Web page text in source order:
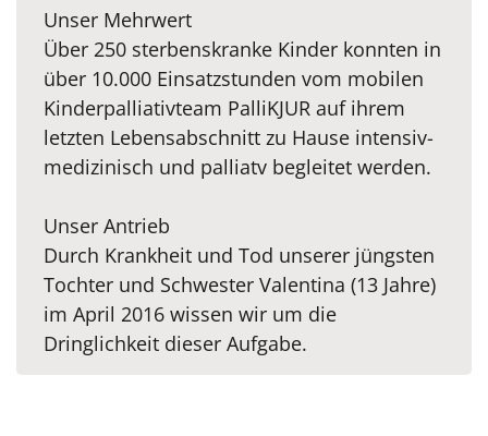
Unser Mehrwert
Über 250 sterbenskranke Kinder konnten in
über 10.000 Einsatzstunden vom mobilen
Kinderpalliativteam PalliKJUR auf ihrem
letzten Lebensabschnitt zu Hause intensiv-
medizinisch und palliatv begleitet werden.
Unser Antrieb
Durch Krankheit und Tod unserer jüngsten
Tochter und Schwester Valentina (13 Jahre)
im April 2016 wissen wir um die
Dringlichkeit dieser Aufgabe.